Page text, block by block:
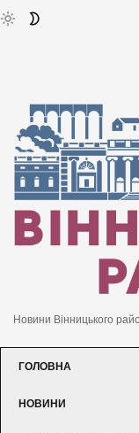
Новини Вінницького
ГОЛОВНА
НОВИНИ